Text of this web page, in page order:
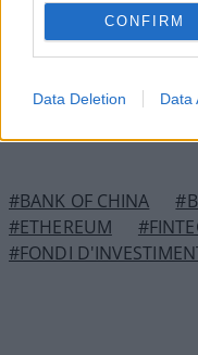
CONFIRM
Data Deletion Data
#BANK OF CHINA
#ETHEREUM
#FONDI